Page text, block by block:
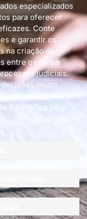
especializados
para oferecer
Conte
e garantir os
na criação de
entre os pais e
judiciais.
sejam
estabelecendo a
e benéfica para